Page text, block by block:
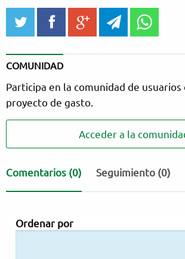
twitter facebookgoogle_plustelegram
COMUNIDAD
Participa en la comunidad de usuarios
proyecto de gasto.
Acceder a la
Comentarios (0) Seguimiento (0)
Ordenar por